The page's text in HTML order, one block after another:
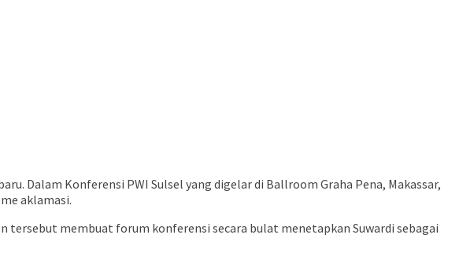
Dalam Konferensi PWI Sulsel yang digelar di Ballroom Graha Pena, Makassar,
aklamasi.
membuat forum konferensi secara bulat menetapkan Suwardi sebagai